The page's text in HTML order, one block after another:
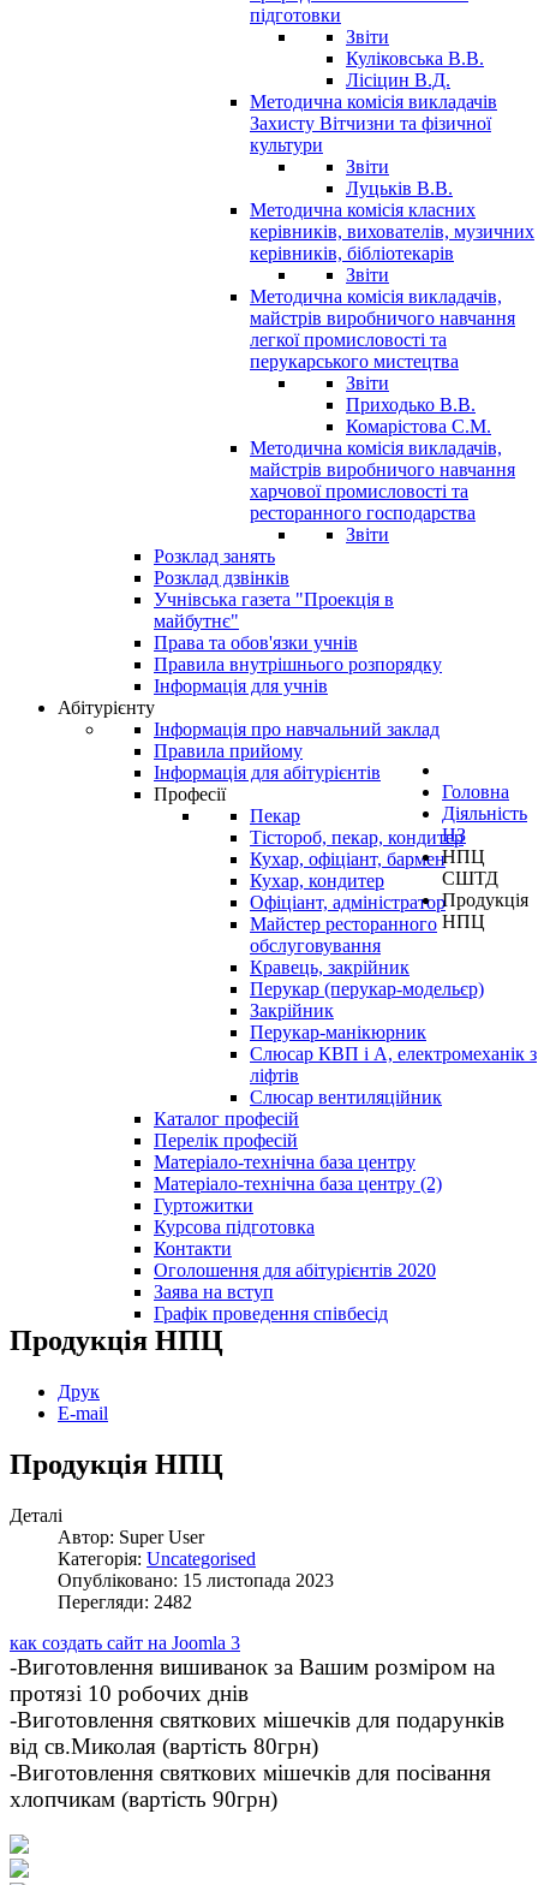
підготовки
Звіти
Куліковська В.В.
Лісіцин В.Д.
Методична комісія викладачів
Захисту Вітчизни та фізичної
культури
Звіти
Луцьків В.В.
Методична комісія класних
керівників, вихователів, музичних
керівників, бібліотекарів
Звіти
Методична комісія викладачів,
майстрів виробничого навчання
легкої промисловості та
перукарського мистецтва
Звіти
Приходько В.В.
Комарістова С.М.
Методична комісія викладачів,
майстрів виробничого навчання
харчової промисловості та
ресторанного господарства
Звіти
Розклад занять
Розклад дзвінків
Учнівська газета "Проекція в
майбутнє"
Права та обов'язки учнів
Правила внутрішнього розпорядку
Інформація для учнів
Абітурієнту
Інформація про навчальний заклад
Правила прийому
Інформація для абітурієнтів
Професії
Пекар
Тістороб, пекар, кондитер
Кухар, офіціант, бармен
Кухар, кондитер
Офіціант, адміністратор
Майстер ресторанного
обслуговування
Кравець, закрійник
Перукар (перукар-модельєр)
Закрійник
Перукар-манікюрник
Слюсар КВП і А, електромеханік з
ліфтів
Слюсар вентиляційник
Каталог професій
Перелік професій
Матеріало-технічна база центру
Матеріало-технічна база центру (2)
Гуртожитки
Курсова підготовка
Контакти
Оголошення для абітурієнтів 2020
Заява на вступ
Графік проведення співбесід
Головна
Діяльність
НЗ
НПЦ
СШТД
Продукція
НПЦ
Продукція НПЦ
Друк
E-mail
Продукція НПЦ
Деталі
Автор: Super User
Категорія: Uncategorised
Опубліковано: 15 листопада 2023
Перегляди: 2482
как создать сайт на Joomla 3
-Виготовлення вишиванок за Вашим розміром на
протязі 10 робочих днів
-Виготовлення святкових мішечків для подарунків
від св.Миколая (вартість 80грн)
-Виготовлення святкових мішечків для посівання
хлопчикам (вартість 90грн)